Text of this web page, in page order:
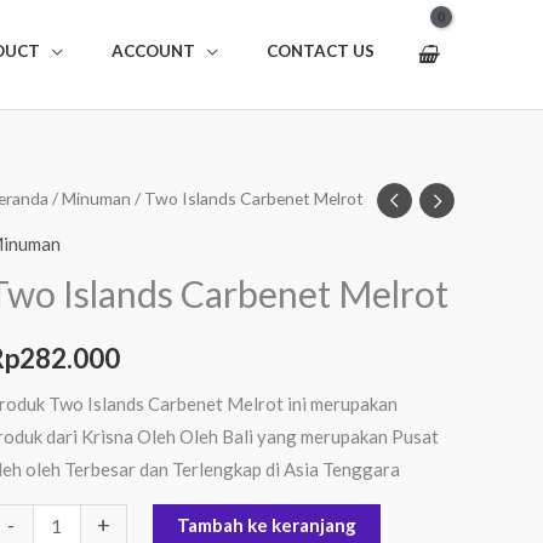
ACCOUNT CONTACT US
/Minuman / Two Islands Carbenet Melrot
Islands Carbenet Melrot
282.000
Two Islands Carbenet Melrot ini merupakan
dari Krisna Oleh Oleh Bali yang merupakan Pusat
oleh Terbesar dan Terlengkap di Asia Tenggara
- + Tambah ke keranjang